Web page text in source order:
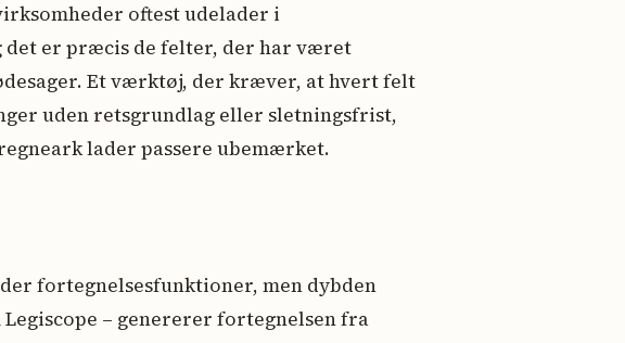
oftest udelader i
det er præcis de felter, der har været
Et værktøj, der kræver, at hvert felt
uden retsgrundlag eller sletningsfrist,
lader passere ubemærket.
fortegnelsesfunktioner, men dybden
Legiscope – genererer fortegnelsen fra